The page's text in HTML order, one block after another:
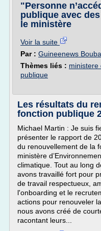
"Personne
publique avec
le ministère
Voir la suite
Par : Guineenews
Thèmes liés : ministere
publique
Les résultats du
fonction publique
Michael Martin : Je suis
présenter le rapport de
du renouvellement de la
ministère
climatique. Tout au long
avons travaillé fort pour
de travail respectueux,
l'onboarding et le
actions pour renouveler
nous avons créé de
racontant leurs...